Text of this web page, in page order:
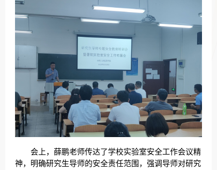
会上，薛鹏老师传达了学校实验室安全工作会议精
神，明确研究生导师的安全责任范围，强调导师对研究